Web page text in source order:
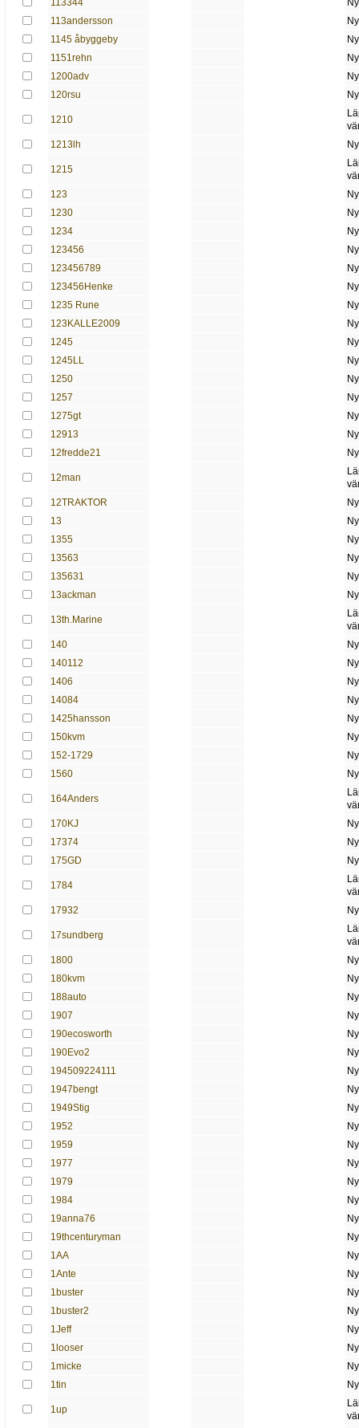
113344
113andersson
1145 åbyggeby
1151rehn
1200adv
120rsu
1210
1213lh
1215
123
1230
1234
123456
123456789
123456Henke
1235 Rune
123KALLE2009
1245
1245LL
1250
1257
1275gt
12913
12fredde21
12man
12TRAKTOR
13
1355
13563
135631
13ackman
13th.Marine
140
140112
1406
14084
1425hansson
150kvm
152-1729
1560
164Anders
170KJ
17374
175GD
1784
17932
17sundberg
1800
180kvm
188auto
1907
190ecosworth
190Evo2
194509224111
1947bengt
1949Stig
1952
1959
1977
1979
1984
19anna76
19thcenturyman
1AA
1Ante
1buster
1buster2
1Jeff
1looser
1micke
1tin
1up